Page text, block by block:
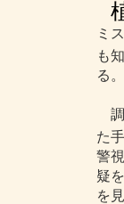
ミ
も
る
調
た
警
疑
を